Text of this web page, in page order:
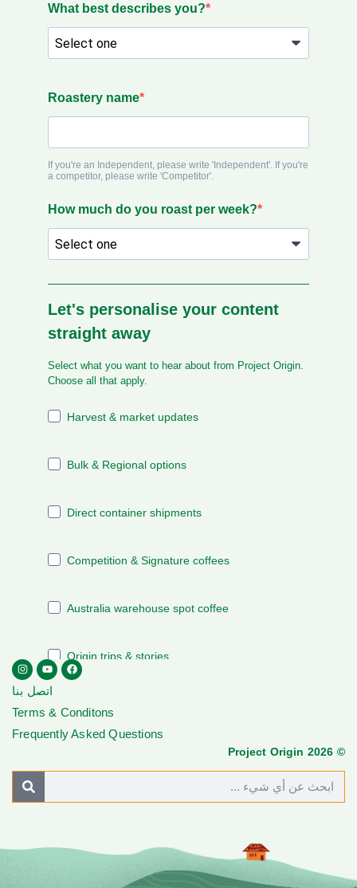
اتصل بنا
Terms & Conditons
Frequently Asked Questions
© Project Origin 2026